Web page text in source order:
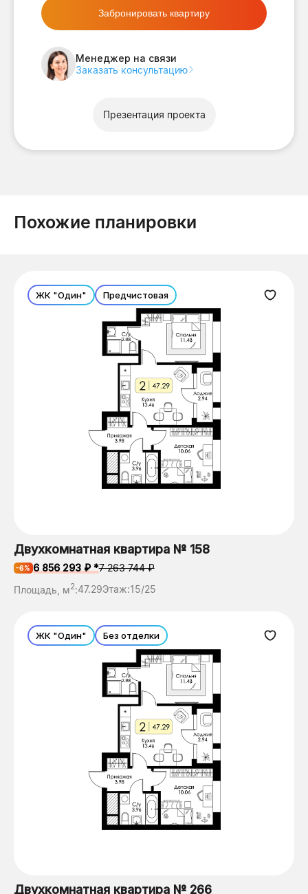
Забронировать квартиру
Менеджер на связи
Заказать консультацию
Презентация проекта
Похожие планировки
ЖК "Один" Предчистовая
Двухкомнатная квартира № 158
-6% 6 856 293 ₽ *7 263 744 ₽
Площадь, м2:47.29Этаж:15/25
ЖК "Один" Без отделки
Двухкомнатная квартира № 266